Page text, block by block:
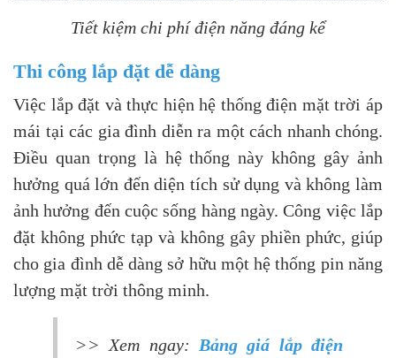
Tiết kiệm chi phí điện năng đáng kể
Thi công lắp đặt dễ dàng
Việc lắp đặt và thực hiện hệ thống điện mặt trời áp
mái tại các gia đình diễn ra một cách nhanh chóng.
Điều quan trọng là hệ thống này không gây ảnh
hưởng quá lớn đến diện tích sử dụng và không làm
ảnh hưởng đến cuộc sống hàng ngày. Công việc lắp
đặt không phức tạp và không gây phiền phức, giúp
cho gia đình dễ dàng sở hữu một hệ thống pin năng
lượng mặt trời thông minh.
>> Xem ngay: Bảng giá lắp điện